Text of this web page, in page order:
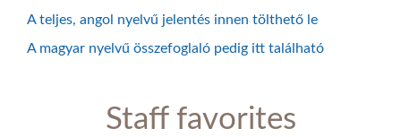
A teljes, angol nyelvű jelentés innen tölthető le
A magyar nyelvű összefoglaló pedig itt található
Staff favorites